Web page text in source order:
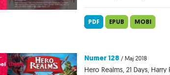
PDF EPUB MOBI
Numer 128 / Maj 2018
Hero Realms, 21 Days,